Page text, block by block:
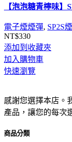
【泡泡糖青檸味】
電子煙煙彈, SP2S
NT$330
添加到收藏夾
加入購物車
快速瀏覽
感謝您選擇本店。
產品，讓您的每次
商品分類